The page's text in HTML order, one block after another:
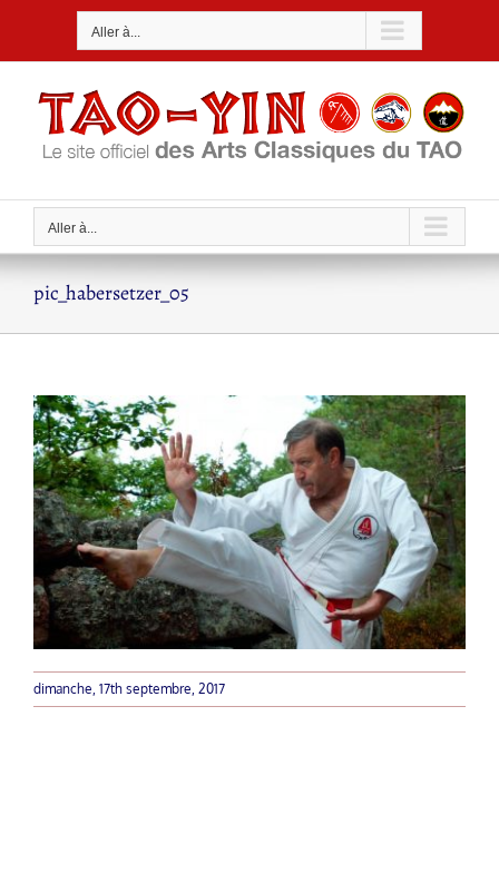
Aller à...
Aller à...
pic_habersetzer_05
dimanche, 17th septembre, 2017